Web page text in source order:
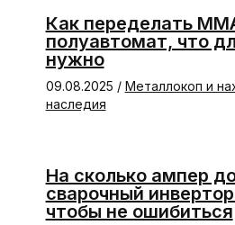
Как переделать
полуавтомат, что
нужно
09.08.2025 / Металлокоп и
наследия
На сколько ампер
сварочный
чтобы не ошибиться